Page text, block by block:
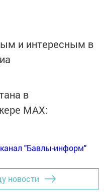
и интересным в
в
MАХ:
"Бавлы-информ"
новости